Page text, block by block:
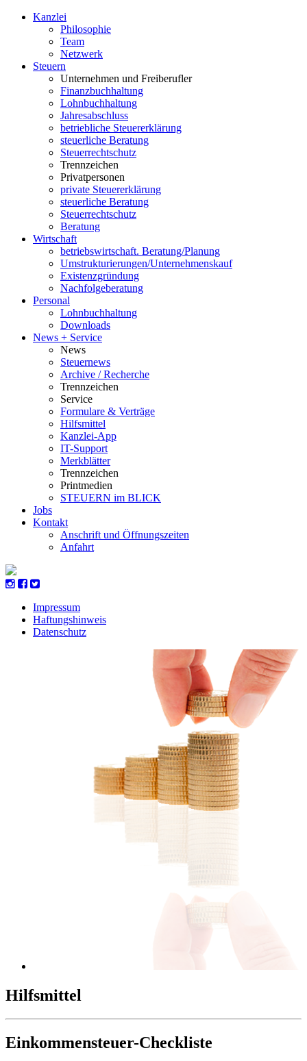
Kanzlei
Philosophie
Team
Netzwerk
Steuern
Unternehmen und Freiberufler
Finanzbuchhaltung
Lohnbuchhaltung
Jahresabschluss
betriebliche Steuererklärung
steuerliche Beratung
Steuerrechtschutz
Trennzeichen
Privatpersonen
private Steuererklärung
steuerliche Beratung
Steuerrechtschutz
Beratung
Wirtschaft
betriebswirtschaft. Beratung/Planung
Umstrukturierungen/Unternehmenskauf
Existenzgründung
Nachfolgeberatung
Personal
Lohnbuchhaltung
Downloads
News + Service
News
Steuernews
Archive / Recherche
Trennzeichen
Service
Formulare & Verträge
Hilfsmittel
Kanzlei-App
IT-Support
Merkblätter
Trennzeichen
Printmedien
STEUERN im BLICK
Jobs
Kontakt
Anschrift und Öffnungszeiten
Anfahrt
Impressum
Haftungshinweis
Datenschutz
Hilfsmittel
Einkommensteuer-Checkliste